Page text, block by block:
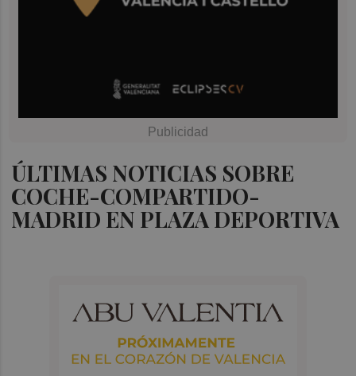
ÚLTIMAS NOTICIAS SOBRE
COCHE-COMPARTIDO-
MADRID EN PLAZA DEPORTIVA